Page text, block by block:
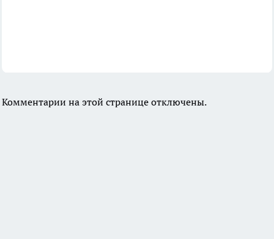
Комментарии на этой странице отключены.